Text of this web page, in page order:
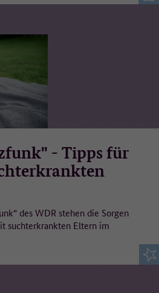
- Tipps für
des WDR stehen die Sorgen
suchterkrankten Eltern im